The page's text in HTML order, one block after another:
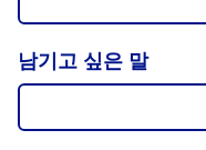
남기고 싶은 말